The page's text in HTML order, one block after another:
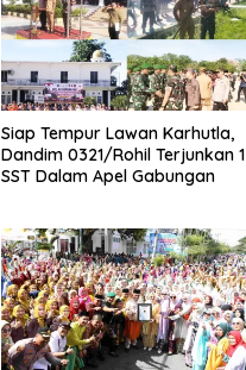
Siap Tempur Lawan Karhutla,
Dandim 0321/Rohil Terjunkan 1
SST Dalam Apel Gabungan